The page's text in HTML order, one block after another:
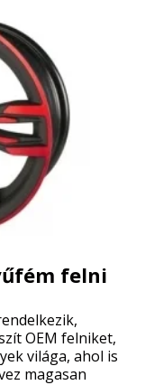
felni
OEM felniket,
világa, ahol is
magasan